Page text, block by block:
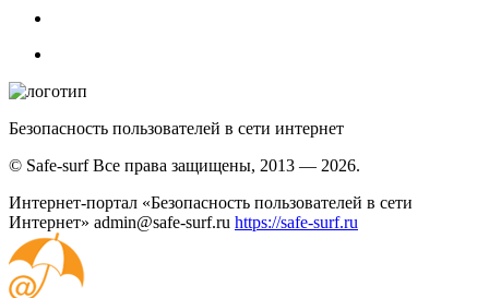
Безопасность пользователей в сети интернет
© Safe-surf Все права защищены, 2013 — 2026.
Интернет-портал «Безопасность пользователей в сети
Интернет» admin@safe-surf.ru https://safe-surf.ru